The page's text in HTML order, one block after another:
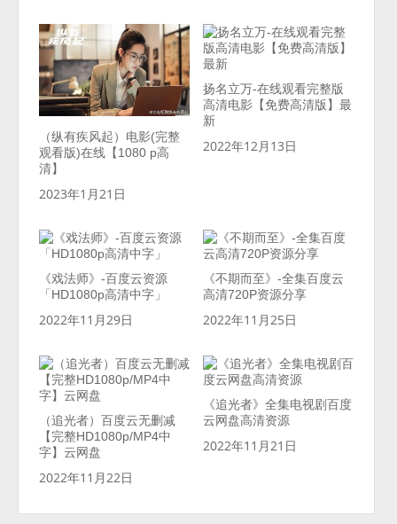
（纵有疾风起）电影(完整
观看版)在线【1080 p高
清】
2023年1月21日
扬名立万-在线观看完整版
高清电影【免费高清版】最
新
2022年12月13日
《戏法师》-百度云资源
「HD1080p高清中字」
2022年11月29日
《不期而至》-全集百度云
高清720P资源分享
2022年11月25日
（追光者）百度云无删减
【完整HD1080p/MP4中
字】云网盘
2022年11月22日
《追光者》全集电视剧百度
云网盘高清资源
2022年11月21日